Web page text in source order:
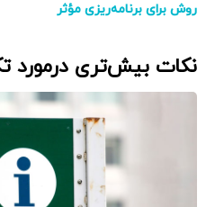
روش برای برنامه‌ریزی مؤثر
نکات بیش‌تری درمورد